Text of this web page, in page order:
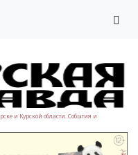
и Курской области. События и